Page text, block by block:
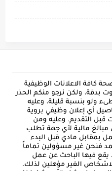
كافة الاعلانات الوظيفية
بدقة، ولكن نرجو منكم الحذر
ولو بنسبة قليلة، وعليه
أي إعلان وظيفي بروية
قبل التقديم. وعليه ومن
مالية لأي جهة تطلب
بمقابل مادي قبل البدء
فنحن غير مسؤولين تماماً
يقع فيها الباحث عن عمل
الغير مؤهلين لذلك.